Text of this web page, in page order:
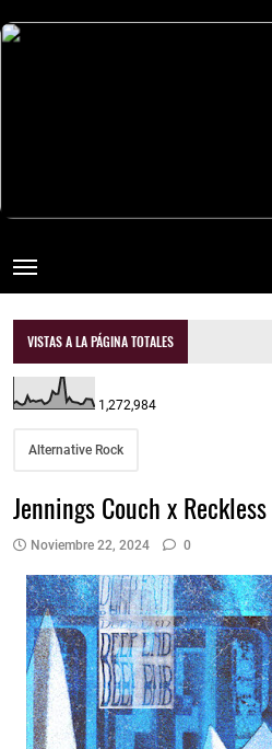
VISTAS A LA PÁGINA TOTALES
1,272,984
Alternative Rock
Jennings Couch x
Noviembre 22, 2024 0